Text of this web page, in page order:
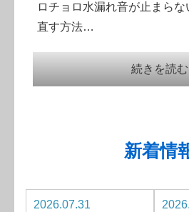
ロチョロ水漏れ音が止まら
直す方法…
続きを読む
新着情
2026.07.31